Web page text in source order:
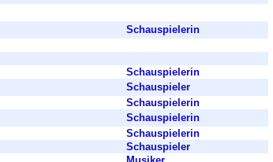
Schauspielerin
Schauspielerin
Schauspieler
Schauspielerin
Schauspielerin
Schauspielerin
Schauspieler
Musiker